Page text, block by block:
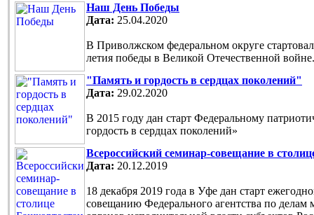
Наш День Победы
Дата: 25.04.2020
В Приволжском федеральном округе
летия победы в Великой Отечественной войне.
"Память и гордость в сердцах поколений"
Дата: 29.02.2020
В 2015 году дан старт Федеральному
гордость в сердцах поколений»
Всероссийский семинар-совещание в
Дата: 20.12.2019
18 декабря 2019 года в Уфе дан старт
совещанию Федерального агентства по делам